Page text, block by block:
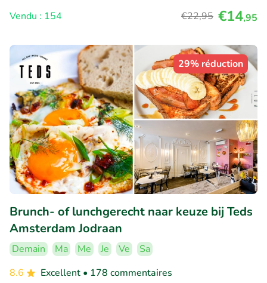
Vendu : 154
€22,95 €14,95
29% réduction
Brunch- of lunchgerecht naar keuze bij Teds
Amsterdam Jodraan
Demain Ma Me Je Ve
Sa
8.6
Excellent • 178 commentaires